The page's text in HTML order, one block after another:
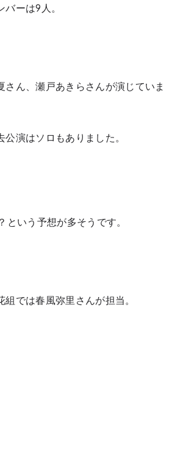
ーは9人。
ん、瀬戸あきらさんが演じていま
演はソロもありました。
いう予想が多そうです。
では春風弥里さんが担当。